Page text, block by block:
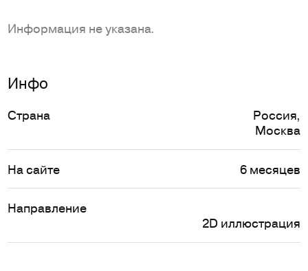
Инфо
Страна Россия,
Москва
На сайте 6 месяцев
Направление
2D иллюстрация
Информация не указана.